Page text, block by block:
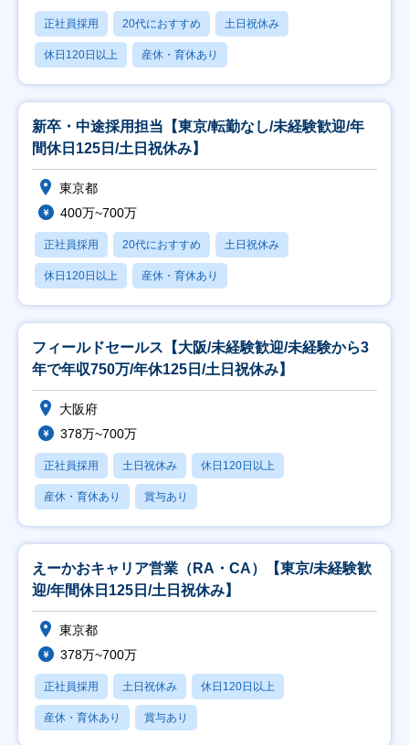
正社員採用 20代におすすめ 土日祝休み
休日120日以上 産休・育休あり
新卒・中途採用担当【東京/転勤なし/未経験歓迎/年
間休日125日/土日祝休み】
東京都
400万~700万
正社員採用 20代におすすめ 土日祝休み
休日120日以上 産休・育休あり
フィールドセールス【大阪/未経験歓迎/未経験から3
年で年収750万/年休125日/土日祝休み】
大阪府
378万~700万
正社員採用 土日祝休み 休日120日以上
産休・育休あり 賞与あり
えーかおキャリア営業（RA・CA）【東京/未経験歓
迎/年間休日125日/土日祝休み】
東京都
378万~700万
正社員採用 土日祝休み 休日120日以上
産休・育休あり 賞与あり